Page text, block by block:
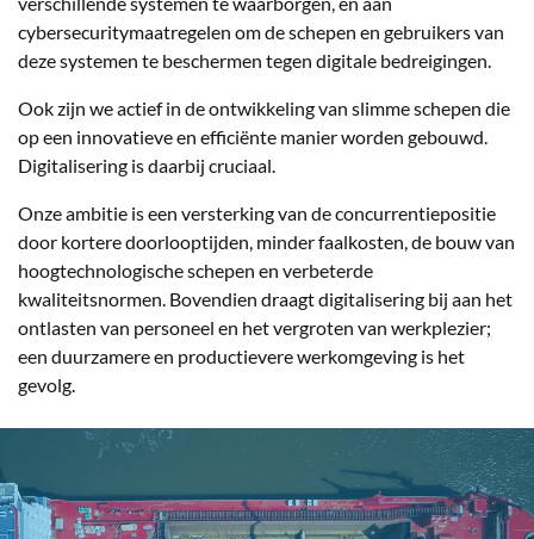
cybersecuritymaatregelen om de schepen en gebruikers van
deze systemen te beschermen tegen digitale bedreigingen.
Ook zijn we actief in de ontwikkeling van slimme schepen die
op een innovatieve en efficiënte manier worden gebouwd.
Digitalisering is daarbij cruciaal.
Onze ambitie is een versterking van de concurrentiepositie
door kortere doorlooptijden, minder faalkosten, de bouw van
hoogtechnologische schepen en verbeterde
kwaliteitsnormen. Bovendien draagt digitalisering bij aan het
ontlasten van personeel en het vergroten van werkplezier;
een duurzamere en productievere werkomgeving is het
gevolg.